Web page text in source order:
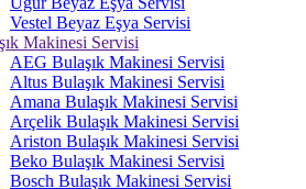
Vestel Beyaz Eşya Servisi
Makinesi Servisi
AEG Bulaşık Makinesi Servisi
Altus Bulaşık Makinesi Servisi
Amana Bulaşık Makinesi Servisi
Arçelik Bulaşık Makinesi Servisi
Ariston Bulaşık Makinesi Servisi
Beko Bulaşık Makinesi Servisi
Bosch Bulaşık Makinesi Servisi